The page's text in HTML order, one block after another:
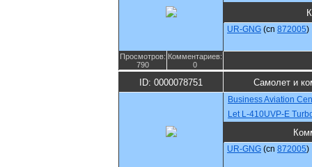
UR-GNG (cn 872005)
Просмотров:
790
Комментариев:
0
ID: 0000078751 Самолет и
Business Aviation
Let L-410UVP-E
UR-GNG (cn 872005)